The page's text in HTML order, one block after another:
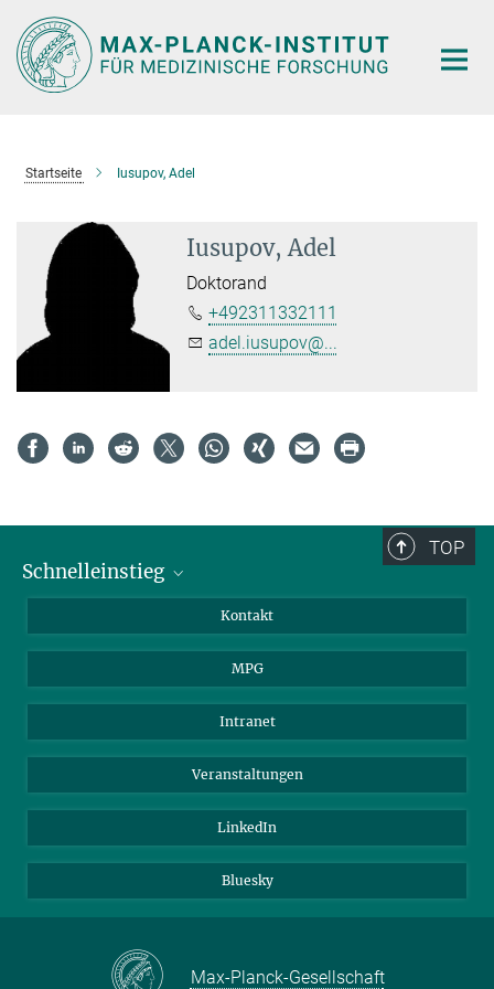
Hauptinhalt
Startseite Iusupov, Adel
Iusupov, Adel
Doktorand
+492311332111
adel.iusupov@...
TOP
Schnelleinstieg
Wissenschaftler*innen
Studierende
Bewerber*innen
Kontakt
MPG
Intranet
Veranstaltungen
LinkedIn
Bluesky
Max-Planck-Gesellschaft